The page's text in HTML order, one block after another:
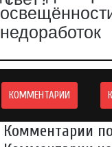
недоработок
КОММЕНТАРИИ
Комментарии